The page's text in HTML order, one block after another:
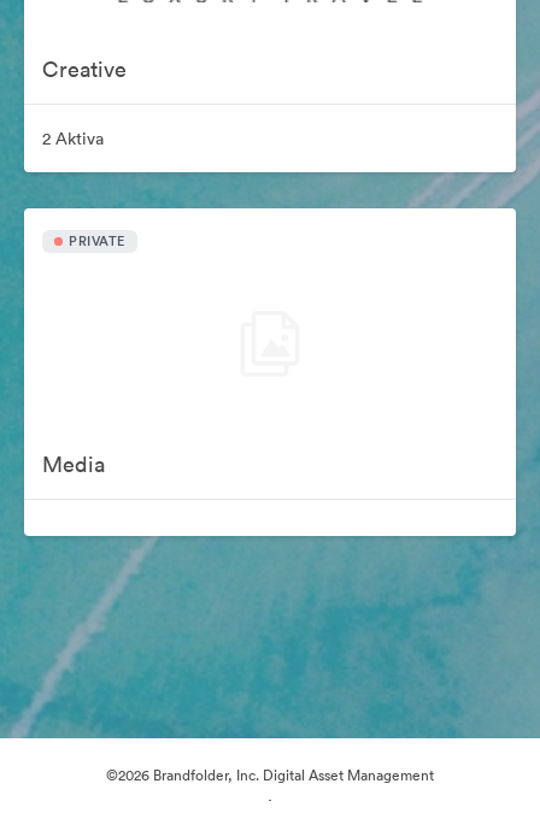
Creative
2 Aktiva
PRIVATE
Media
©2026 Brandfolder, Inc. Digital Asset Management
·